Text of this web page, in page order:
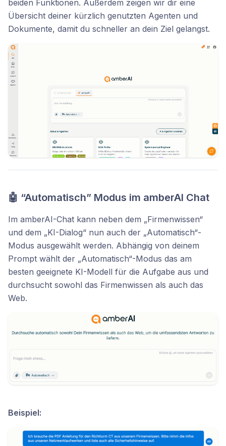
beiden Funktionen. Außerdem zeigen wir dir eine
Übersicht deiner kürzlich genutzten Agenten und
Dokumente, damit du schneller an dein Ziel gelangst.
🤖 “Automatisch” Modus im amberAI Chat
Im amberAI-Chat kann neben dem „Firmenwissen“
und dem „KI-Dialog“ nun auch der „Automatisch“-
Modus ausgewählt werden. Abhängig von deinem
Prompt wählt der „Automatisch“-Modus das am
besten geeignete KI-Modell für die Aufgabe aus und
durchsucht sowohl das Firmenwissen als auch das
Web.
Beispiel: